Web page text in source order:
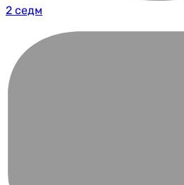
2 седм